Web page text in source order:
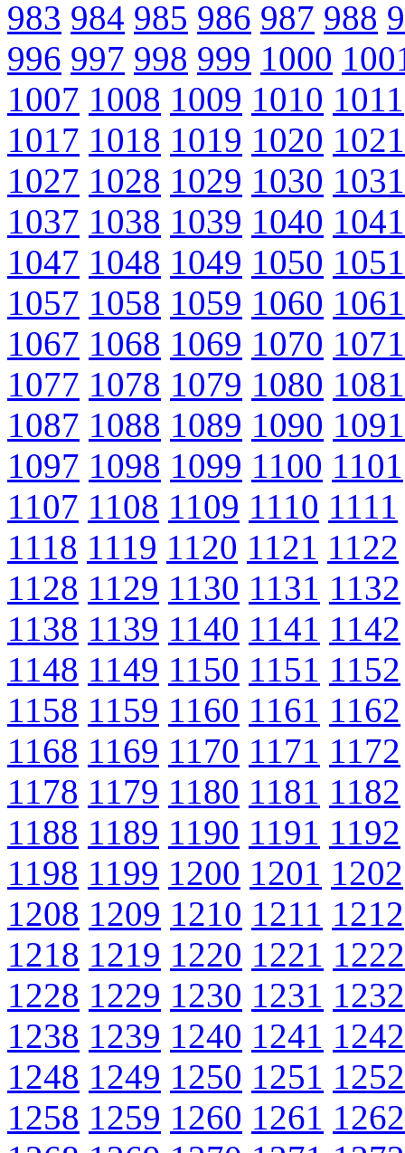
983 984 985 986 987 988
996 997 998 999 1000
1007 1008 1009 1010 1011
1017 1018 1019 1020 1021
1027 1028 1029 1030 1031
1037 1038 1039 1040 1041
1047 1048 1049 1050 1051
1057 1058 1059 1060 1061
1067 1068 1069 1070 1071
1077 1078 1079 1080 1081
1087 1088 1089 1090 1091
1097 1098 1099 1100 1101
1107 1108 1109 1110 1111
1118 1119 1120 1121 1122
1128 1129 1130 1131 1132
1138 1139 1140 1141 1142
1148 1149 1150 1151 1152
1158 1159 1160 1161 1162
1168 1169 1170 1171 1172
1178 1179 1180 1181 1182
1188 1189 1190 1191 1192
1198 1199 1200 1201 1202
1208 1209 1210 1211 1212
1218 1219 1220 1221 1222
1228 1229 1230 1231 1232
1238 1239 1240 1241 1242
1248 1249 1250 1251 1252
1258 1259 1260 1261 1262